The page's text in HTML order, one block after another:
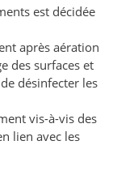
est décidée
après aération
des surfaces et
désinfecter les
vis-à-vis des
lien avec les